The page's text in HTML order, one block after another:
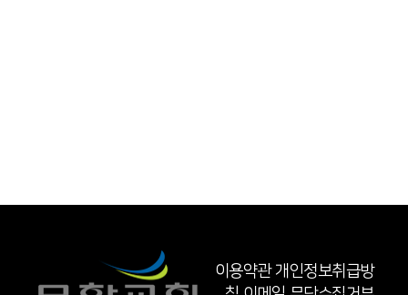
이용약관 개인정보취급방